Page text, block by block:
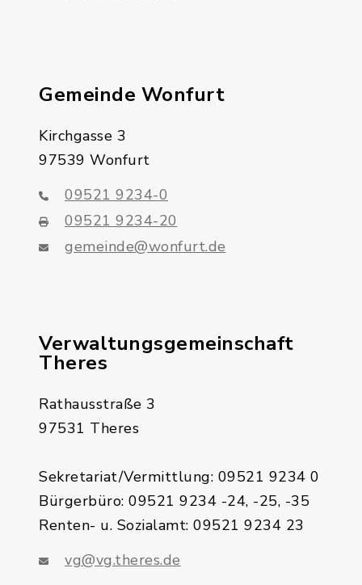
Gemeinde Wonfurt
Kirchgasse 3
97539 Wonfurt
09521 9234-0
09521 9234-20
gemeinde@wonfurt.de
Verwaltungsgemeinschaft
Theres
Rathausstraße 3
97531 Theres
Sekretariat/Vermittlung: 09521 9234 0
Bürgerbüro: 09521 9234 -24, -25, -35
Renten- u. Sozialamt: 09521 9234 23
vg@vg.theres.de